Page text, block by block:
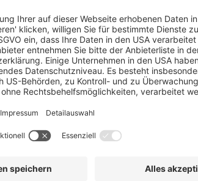
für mehr als 30.000 Objekte in 164
Sie größere Rentabilität